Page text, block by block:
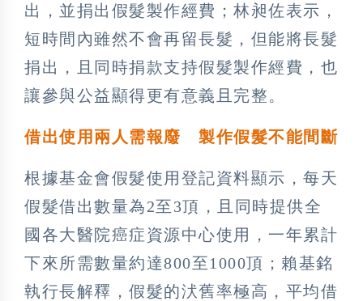
出，並捐出假髮製作經費；林昶佐表示，
短時間內雖然不會再留長髮，但能將長髮
捐出，且同時捐款支持假髮製作經費，也
讓參與公益顯得更有意義且完整。
借出使用兩人需報廢 製作假髮不能間斷
根據基金會假髮使用登記資料顯示，每天
假髮借出數量為2至3頂，且同時提供全
國各大醫院癌症資源中心使用，一年累計
下來所需數量約達800至1000頂；賴基銘
執行長解釋，假髮的汱舊率極高，平均借